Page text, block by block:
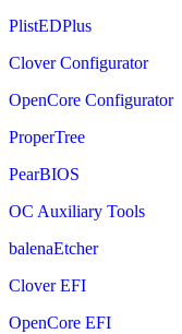
PlistEDPlus
Clover Configurator
OpenCore Configurator
ProperTree
PearBIOS
OC Auxiliary Tools
balenaEtcher
Clover EFI
OpenCore EFI